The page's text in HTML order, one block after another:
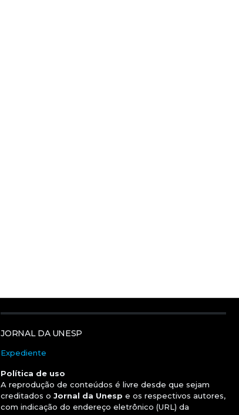
JORNAL DA UNESP
Expediente
Política de uso
A reprodução de conteúdos é livre desde que sejam
creditados oJornal da Unesp e os respectivos autores,
com indicação do endereço eletrônico (URL) da